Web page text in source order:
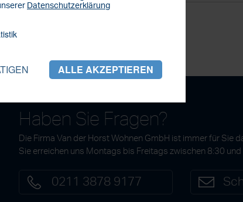
Haben Sie Fragen?
Die Firma Van der Horst Wohnen GmbH ist immer für Sie
Sie erreichen uns Montags bis Freitags zwischen 8:30 und
0211 3878 9177
Datenschutzerklärung
ALLE AKZEPTIEREN